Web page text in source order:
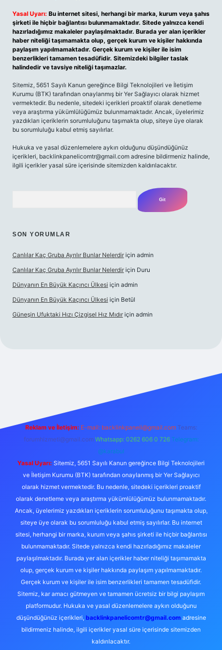
Yasal Uyarı: Bu internet sitesi, herhangi bir marka, kurum veya şahıs
şirketi ile hiçbir bağlantısı bulunmamaktadır. Sitede yalnızca kendi
hazırladığımız makaleler paylaşılmaktadır. Burada yer alan içerikler
haber niteliği taşımamakta olup, gerçek kurum ve kişiler hakkında
paylaşım yapılmamaktadır. Gerçek kurum ve kişiler ile isim
benzerlikleri tamamen tesadüfidir. Sitemizdeki bilgiler taslak
halindedir ve tavsiye niteliği taşımazlar.
Sitemiz, 5651 Sayılı Kanun gereğince Bilgi Teknolojileri ve İletişim
Kurumu (BTK) tarafından onaylanmış bir Yer Sağlayıcı olarak hizmet
vermektedir. Bu nedenle, sitedeki içerikleri proaktif olarak denetleme
veya araştırma yükümlülüğümüz bulunmamaktadır. Ancak, üyelerimiz
yazdıkları içeriklerin sorumluluğunu taşımakta olup, siteye üye olarak
bu sorumluluğu kabul etmiş sayılırlar.
Hukuka ve yasal düzenlemelere aykırı olduğunu düşündüğünüz
içerikleri, backlinkpanelicomtr@gmail.com adresine bildirmeniz halinde,
ilgili içerikler yasal süre içerisinde sitemizden kaldırılacaktır.
SON YORUMLAR
Canlılar Kaç Gruba Ayrılır Bunlar Nelerdir için admin
Canlılar Kaç Gruba Ayrılır Bunlar Nelerdir için Duru
Dünyanın En Büyük Kaçıncı Ülkesi için admin
Dünyanın En Büyük Kaçıncı Ülkesi için Betül
Güneşin Ufuktaki Hızı Çizgisel Hız Mıdır için admin
Reklam ve İletişim: E-mail: backlinkpaneli@gmail.com Teams:
forumhizmeti@gmail.com Whatsapp: 0262 606 0 726 Telegram:
@karabul
Yasal Uyarı: Sitemiz, 5651 Sayılı Kanun gereğince Bilgi Teknolojileri
ve İletişim Kurumu (BTK) tarafından onaylanmış bir Yer Sağlayıcı
olarak hizmet vermektedir. Bu nedenle, sitedeki içerikleri proaktif
olarak denetleme veya araştırma yükümlülüğümüz bulunmamaktadır.
Ancak, üyelerimiz yazdıkları içeriklerin sorumluluğunu taşımakta olup,
siteye üye olarak bu sorumluluğu kabul etmiş sayılırlar. Bu internet
sitesi, herhangi bir marka, kurum veya şahıs şirketi ile hiçbir bağlantısı
bulunmamaktadır. Sitede yalnızca kendi hazırladığımız makaleler
paylaşılmaktadır. Burada yer alan içerikler haber niteliği taşımamakta
olup, gerçek kurum ve kişiler hakkında paylaşım yapılmamaktadır.
Gerçek kurum ve kişiler ile isim benzerlikleri tamamen tesadüfidir.
Sitemiz, kar amacı gütmeyen ve tamamen ücretsiz bir bilgi paylaşım
platformudur. Hukuka ve yasal düzenlemelere aykırı olduğunu
düşündüğünüz içerikleri, backlinkpanelicomtr@gmail.comadresine
bildirmeniz halinde, ilgili içerikler yasal süre içerisinde sitemizden
kaldırılacaktır.